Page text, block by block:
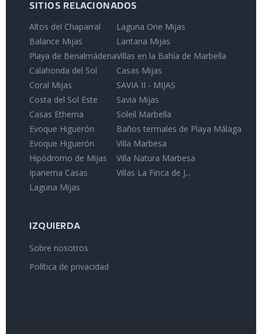
SITIOS RELACIONADOS
Altos del Chaparral
Balance Mijas
Playa de Benalmádena
Calahonda del Sol
Coral Mijas
Costa del Sol Este
Casas Etherna
Evoque Higuerón
Evoque Higuerón
Hipódromo de Mijas
Ipanema Casas
Laguna Mijas
Laguna One Mijas
Lantana Mijas
Villas en la Bahía de Marbella
Casas Mijas
SAVIA II - MIJAS
Savia Mijas
Soleil Marbella
Baños termales de Playa Málaga
Villa Marbesa
Villa Natura Marbesa
Villas La Finca de J...
IZQUIERDA
Sobre nosotros
Política de privacidad